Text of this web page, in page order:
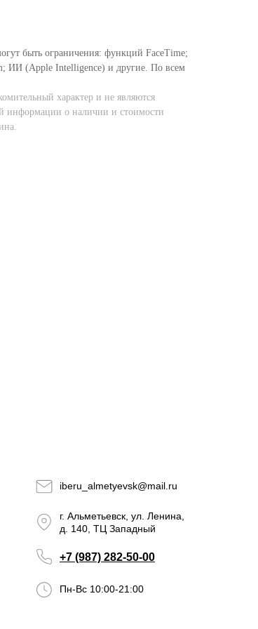
быть ограничения: функций FaceTime;
ИИ (Apple Intelligence) и другие. По всем
характер и не являются
информации о наличии и стоимости
+7 (987) 282-50-00
iberu_almetyevsk@mail.ru
г. Альметьевск, ул. Ленина,
д. 140, ТЦ Западный
Пн-Вс 10:00-21:00